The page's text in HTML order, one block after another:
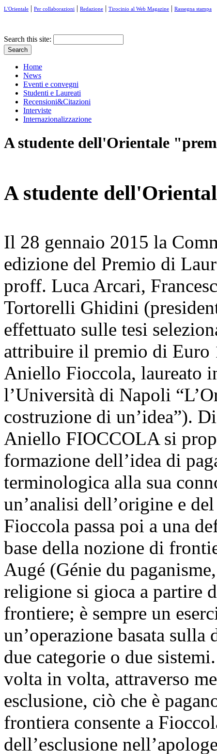
L'Orientale | Per collaborazioni | Redazione | Tirocinio al Web Magazine | Rassegna stampa
Search this site:
Home
News
Eventi e convegni
Studenti e Laureati
Recensioni&Citazioni
Interviste
Internazionalizzazione
A studente dell'Orientale
A studente
Il 28 gennaio 2015 la
edizione del Premio di
proff. Luca Arcari,
Tortorelli Ghidini
effettuato sulle tesi
attribuire il premio di Euro
Aniello Fioccola, laureato
l’Università di Napoli
costruzione di un’idea”).
Aniello FIOCCOLA si
formazione dell’idea di
terminologica alla sua
un’analisi dell’origine e
Fioccola passa poi a una
base della nozione di
Augé (Génie du
religione si gioca a partire
frontiere; è sempre un
un’operazione basata
due categorie o due
volta in volta, attraverso
esclusione, ciò che è
frontiera consente a
dell’esclusione